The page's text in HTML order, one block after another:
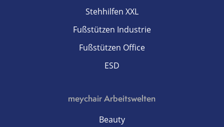
Stehhilfen XXL
Fußstützen Industrie
Fußstützen Office
ESD
meychair Arbeitswelten
Beauty